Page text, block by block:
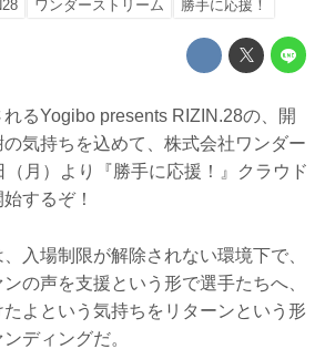
ワンダーストリーム 勝手に応援！
るYogibo presents RIZIN.28の、開
気持ちを込めて、株式会社ワンダー
（月）より『勝手に応援！』クラウド
するぞ！
、入場制限が解除されない環境下で、
の声を支援という形で選手たちへ、
よという気持ちをリターンという形
ディングだ。